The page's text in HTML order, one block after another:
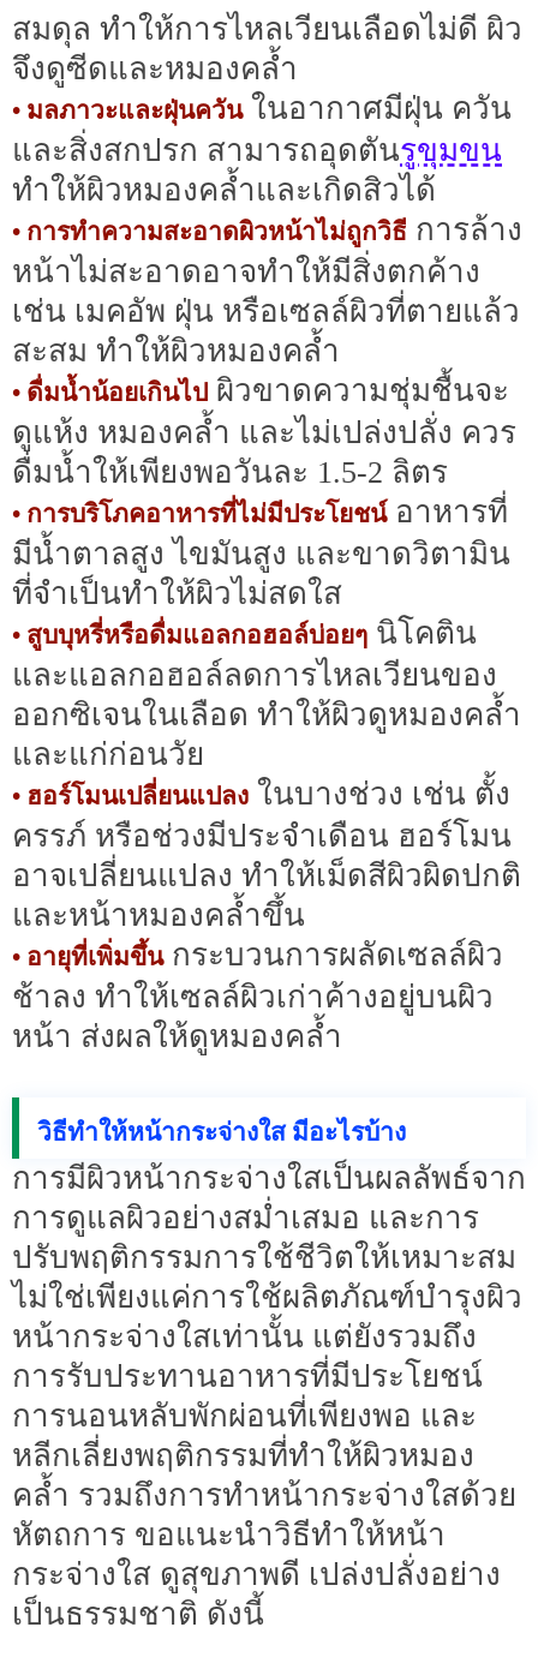
สมดุล ทำให้การไหลเวียนเลือดไม่ดี ผิว
จึงดูซีดและหมองคล้ำ
• มลภาวะและฝุ่นควันในอากาศมีฝุ่น ควัน
และสิ่งสกปรก สามารถอุดตันรูขุมขน
ทำให้ผิวหมองคล้ำและเกิดสิวได้
• การทำความสะอาดผิวหน้าไม่ถูกวิธี การล้าง
หน้าไม่สะอาดอาจทำให้มีสิ่งตกค้าง
เช่น เมคอัพ ฝุ่น หรือเซลล์ผิวที่ตายแล้ว
สะสม ทำให้ผิวหมองคล้ำ
• ดื่มน้ำน้อยเกินไป ผิวขาดความชุ่มชื้นจะ
ดูแห้ง หมองคล้ำ และไม่เปล่งปลั่ง ควร
ดื่มน้ำให้เพียงพอวันละ 1.5-2 ลิตร
• การบริโภคอาหารที่ไม่มีประโยชน์อาหารที่
มีน้ำตาลสูง ไขมันสูง และขาดวิตามิน
ที่จำเป็นทำให้ผิวไม่สดใส
• สูบบุหรี่หรือดื่มแอลกอฮอล์บ่อยๆ นิโคติน
และแอลกอฮอล์ลดการไหลเวียนของ
ออกซิเจนในเลือด ทำให้ผิวดูหมองคล้ำ
และแก่ก่อนวัย
• ฮอร์โมนเปลี่ยนแปลง ในบางช่วง เช่น ตั้ง
ครรภ์ หรือช่วงมีประจำเดือน ฮอร์โมน
อาจเปลี่ยนแปลง ทำให้เม็ดสีผิวผิดปกติ
และหน้าหมองคล้ำขึ้น
• อายุที่เพิ่มขึ้นกระบวนการผลัดเซลล์ผิว
ช้าลง ทำให้เซลล์ผิวเก่าค้างอยู่บนผิว
หน้า ส่งผลให้ดูหมองคล้ำ
วิธีทำให้หน้ากระจ่างใส มีอะไรบ้าง
การมีผิวหน้ากระจ่างใสเป็นผลลัพธ์จาก
การดูแลผิวอย่างสม่ำเสมอ และการ
ปรับพฤติกรรมการใช้ชีวิตให้เหมาะสม
ไม่ใช่เพียงแค่การใช้ผลิตภัณฑ์บำรุงผิว
หน้ากระจ่างใสเท่านั้น แต่ยังรวมถึง
การรับประทานอาหารที่มีประโยชน์
การนอนหลับพักผ่อนที่เพียงพอ และ
หลีกเลี่ยงพฤติกรรมที่ทำให้ผิวหมอง
คล้ำ รวมถึงการทำหน้ากระจ่างใสด้วย
หัตถการ ขอแนะนำวิธีทำให้หน้า
กระจ่างใส ดูสุขภาพดี เปล่งปลั่งอย่าง
เป็นธรรมชาติ ดังนี้